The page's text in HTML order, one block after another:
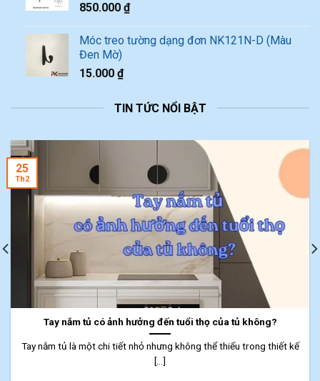
850.000 ₫
Móc treo tường dạng đơn NK121N-D (Màu
Đen Mờ)
15.000 ₫
TIN TỨC NỔI BẬT
Tay nắm tủ có ảnh hưởng đến tuổi thọ của tủ không?
Tay nắm tủ là một chi tiết nhỏ nhưng không thể thiếu trong thiết kế
[...]
25
Th2